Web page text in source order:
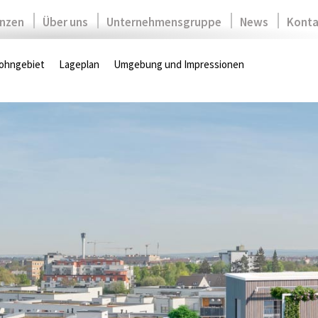
Über uns Unternehmensgruppe News
Lageplan Umgebung und Impressionen